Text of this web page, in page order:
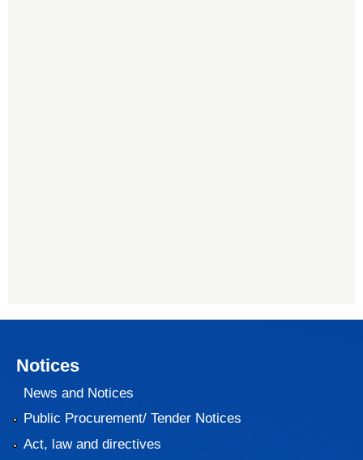
Notices
News and Notices
Public Procurement/ Tender Notices
Act, law and directives